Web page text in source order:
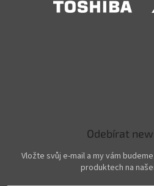
Odebírat
Vložte svůj e-mail a my vám
produktech na